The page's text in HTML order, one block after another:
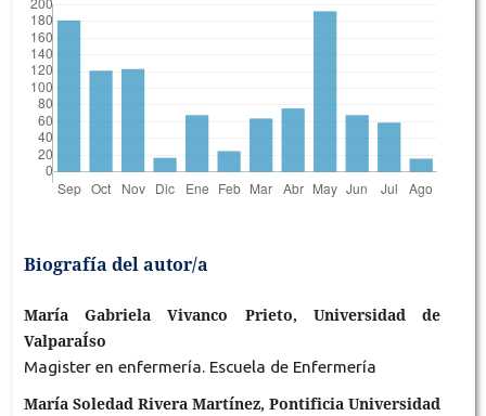
Biografía del autor/a
María Gabriela Vivanco Prieto, Universidad de
ValparaÍso
Magister en enfermería. Escuela de Enfermería
María Soledad Rivera Martínez, Pontificia Universidad